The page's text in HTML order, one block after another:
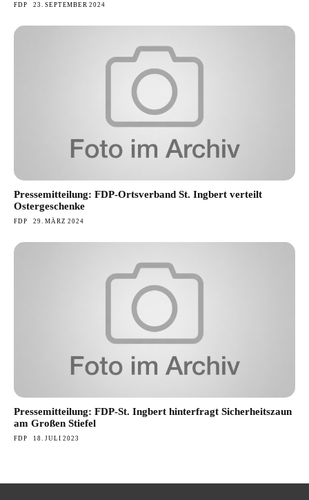
FDP 23. SEPTEMBER 2024
Pressemitteilung: FDP-Ortsverband St. Ingbert verteilt
Ostergeschenke
FDP 29. MÄRZ 2024
Pressemitteilung: FDP-St. Ingbert hinterfragt Sicherheitszaun
am Großen Stiefel
FDP 18. JULI 2023